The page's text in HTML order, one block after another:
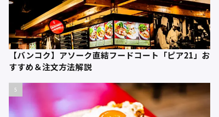
【バンコク】アソーク直結フードコート「ピア21」お
すすめ＆注文方法解説